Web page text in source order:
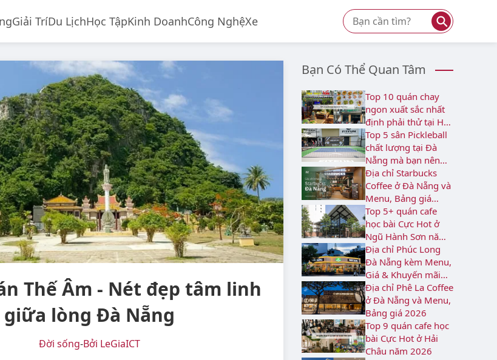
Giải TríDu LịchHọc TậpKinh DoanhCông NghệXe ⚲
Thế Âm - Nét đẹp tâm linh
giữa lòng Đà Nẵng
Đời sống-Bởi LeGiaICT
Bạn Có Thể Quan Tâm
Top 10 quán chay
ngon xuất sắc nhất
định phải thử tại Hải
Châu
Top 5 sân Pickleball
chất lượng tại Đà
Nẵng mà bạn nên
biết
Địa chỉ Starbucks
Coffee ở Đà Nẵng và
Menu, Bảng giá
2026
Top 5+ quán cafe
học bài Cực Hot ở
Ngũ Hành Sơn năm
2026
Địa chỉ Phúc Long
Đà Nẵng kèm Menu,
Giá & Khuyến mãi
2026
Địa chỉ Phê La Coffee
ở Đà Nẵng và Menu,
Bảng giá 2026
Top 9 quán cafe học
bài Cực Hot ở Hải
Châu năm 2026